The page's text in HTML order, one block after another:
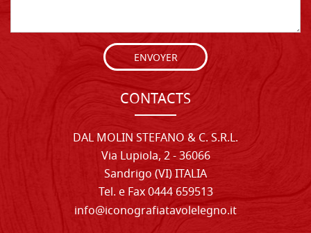
ENVOYER
CONTACTS
DAL MOLIN STEFANO & C. S.R.L.
Via Lupiola, 2 - 36066
Sandrigo (VI) ITALIA
Tel. e Fax 0444 659513
info@iconografiatavolelegno.it